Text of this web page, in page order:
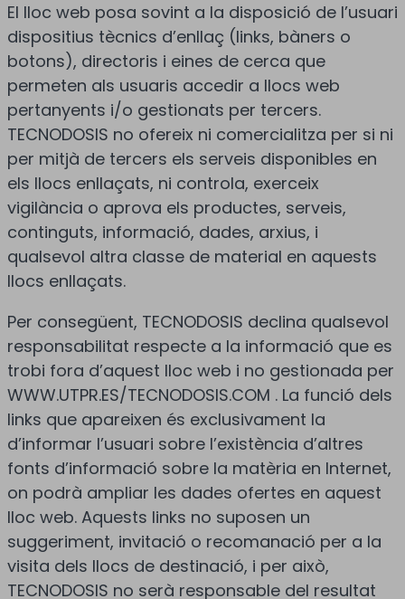
El lloc web posa sovint a la disposició de l’usuari
dispositius tècnics d’enllaç (links, bàners o
botons), directoris i eines de cerca que
permeten als usuaris accedir a llocs web
pertanyents i/o gestionats per tercers.
TECNODOSIS no ofereix ni comercialitza per si ni
per mitjà de tercers els serveis disponibles en
els llocs enllaçats, ni controla, exerceix
vigilància o aprova els productes, serveis,
continguts, informació, dades, arxius, i
qualsevol altra classe de material en aquests
llocs enllaçats.
Per consegüent, TECNODOSIS declina qualsevol
responsabilitat respecte a la informació que es
trobi fora d’aquest lloc web i no gestionada per
WWW.UTPR.ES/TECNODOSIS.COM . La funció dels
links que apareixen és exclusivament la
d’informar l’usuari sobre l’existència d’altres
fonts d’informació sobre la matèria en Internet,
on podrà ampliar les dades ofertes en aquest
lloc web. Aquests links no suposen un
suggeriment, invitació o recomanació per a la
visita dels llocs de destinació, i per això,
TECNODOSIS no serà responsable del resultat